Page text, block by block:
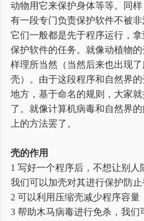
动物用它来保护身体等等。同
有一段专门负责保护软件不被非
它们一般都是先于程序运行，
保护软件的任务。就像动植物
样理所当然（当然后来也出现
壳）。由于这段程序和自然界
地方，基于命名的规则，大家
了。就像计算机病毒和自然界
上的方法罢了。
壳的作用
1 写好一个程序后，不想让别人
我们可以加壳对其进行保护防止
2 可以利用压缩壳减少程序容量
3 帮助木马病毒进行免杀，我们